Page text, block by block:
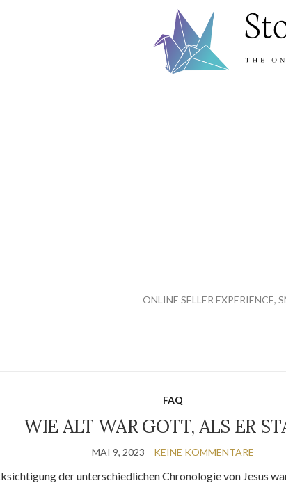
ONLINE SELLER EXPERIENCE,
FAQ
WIE ALT WAR GOTT, ALS ER
MAI 9, 2023 KEINE KOMMENTARE
der unterschiedlichen Chronologie von Jesus